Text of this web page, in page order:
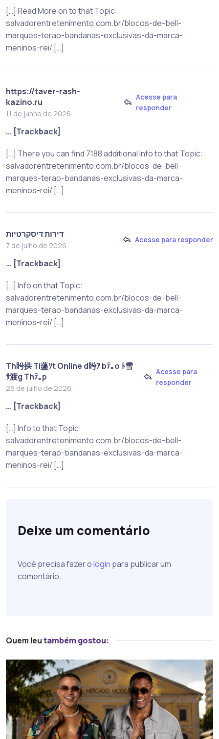
[…] Read More on to that Topic:
salvadorentretenimento.com.br/blocos-de-bell-
marques-terao-bandanas-exclusivas-da-marca-
meninos-rei/ […]
https://taver-rash-
kazino.ru
11 de junho de 2026
Acesse para
responder
… [Trackback]
[…] There you can find 7188 additional Info to that Topic:
salvadorentretenimento.com.br/blocos-de-bell-
marques-terao-bandanas-exclusivas-da-marca-
meninos-rei/ […]
דירות דיסקרטיות
7 de julho de 2026
Acesse para responder
… [Trackback]
[…] Info on that Topic:
salvadorentretenimento.com.br/blocos-de-bell-
marques-terao-bandanas-exclusivas-da-marca-
meninos-rei/ […]
Th盻拱 Ti蘯ｿt Online d盻ｱ bﾃ｡o ﾄ雪
ｻ渡g Thﾃ｡p
26 de julho de 2026
Acesse para
responder
… [Trackback]
[…] Info to that Topic:
salvadorentretenimento.com.br/blocos-de-bell-
marques-terao-bandanas-exclusivas-da-marca-
meninos-rei/ […]
Deixe um comentário
Você precisa fazer ologin para publicar um
comentário.
Quem leutambém gostou: